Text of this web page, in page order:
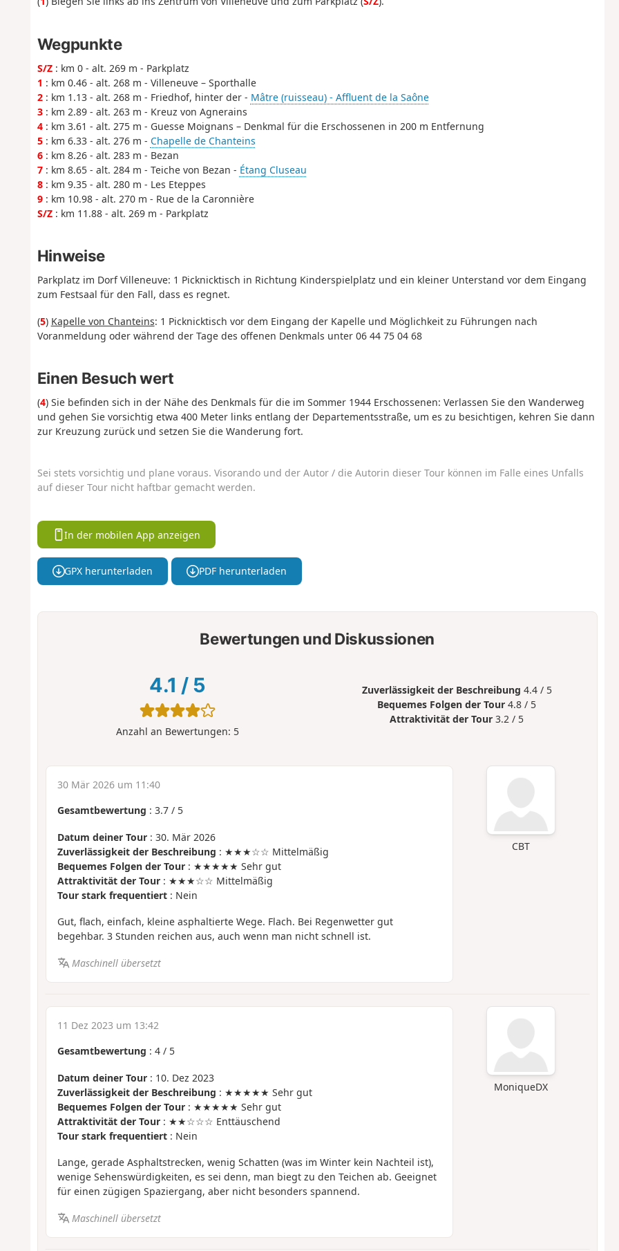
Wegpunkte
S/Z: km 0 - alt. 269 m - Parkplatz
1 : km 0.46 - alt. 268 m - Villeneuve – Sporthalle
2: km 1.13 - alt. 268 m - Friedhof, hinter der - Mâtre (ruisseau) - Affluent de la Saône
3: km 2.89 - alt. 263 m - Kreuz von Agnerains
4: km 3.61 - alt. 275 m - Guesse Moignans – Denkmal für die Erschossenen in 200 m Entfernung
5: km 6.33 - alt. 276 m - Chapelle de Chanteins
6: km 8.26 - alt. 283 m - Bezan
7: km 8.65 - alt. 284 m - Teiche von Bezan - Étang Cluseau
8: km 9.35 - alt. 280 m - Les Eteppes
9: km 10.98 - alt. 270 m - Rue de la Caronnière
S/Z: km 11.88 - alt. 269 m - Parkplatz
Hinweise
Parkplatz im Dorf Villeneuve: 1 Picknicktisch in Richtung Kinderspielplatz und ein kleiner Unterstand vor dem Eingang
zum Festsaal für den Fall, dass es regnet.
(5) Kapelle von Chanteins: 1 Picknicktisch vor dem Eingang der Kapelle und Möglichkeit zu Führungen nach
Voranmeldung oder während der Tage des offenen Denkmals unter 06 44 75 04 68
Einen Besuch wert
(4) Sie befinden sich in der Nähe des Denkmals für die im Sommer 1944 Erschossenen: Verlassen Sie den Wanderweg
und gehen Sie vorsichtig etwa 400 Meter links entlang der Departementsstraße, um es zu besichtigen, kehren Sie dann
zur Kreuzung zurück und setzen Sie die Wanderung fort.
Sei stets vorsichtig und plane voraus. Visorando und der Autor / die Autorin dieser Tour können im Falle eines Unfalls
auf dieser Tour nicht haftbar gemacht werden.
In der mobilen App anzeigen
GPX herunterladen PDF herunterladen
Bewertungen und Diskussionen
4.1 / 5
Anzahl an Bewertungen: 5
Zuverlässigkeit der Beschreibung 4.4 / 5
Bequemes Folgen der Tour 4.8 / 5
Attraktivität der Tour 3.2 / 5
CBT
30 Mär 2026 um 11:40
Gesamtbewertung : 3.7/ 5
Datum deiner Tour: 30. Mär 2026
Zuverlässigkeit der Beschreibung : ★★★☆☆ Mittelmäßig
Bequemes Folgen der Tour: ★★★★★ Sehr gut
Attraktivität der Tour: ★★★☆☆ Mittelmäßig
Tour stark frequentiert: Nein
Gut, flach, einfach, kleine asphaltierte Wege. Flach. Bei Regenwetter gut
begehbar. 3 Stunden reichen aus, auch wenn man nicht schnell ist.
Maschinell übersetzt
MoniqueDX
11 Dez 2023 um 13:42
Gesamtbewertung : 4/ 5
Datum deiner Tour: 10. Dez 2023
Zuverlässigkeit der Beschreibung : ★★★★★ Sehr gut
Bequemes Folgen der Tour: ★★★★★ Sehr gut
Attraktivität der Tour: ★★☆☆☆ Enttäuschend
Tour stark frequentiert: Nein
Lange, gerade Asphaltstrecken, wenig Schatten (was im Winter kein Nachteil ist),
wenige Sehenswürdigkeiten, es sei denn, man biegt zu den Teichen ab. Geeignet
für einen zügigen Spaziergang, aber nicht besonders spannend.
Maschinell übersetzt